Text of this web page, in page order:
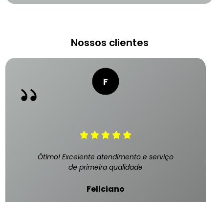
Nossos clientes
Ótimo! Excelente atendimento e serviço
de primeira qualidade
Feliciano